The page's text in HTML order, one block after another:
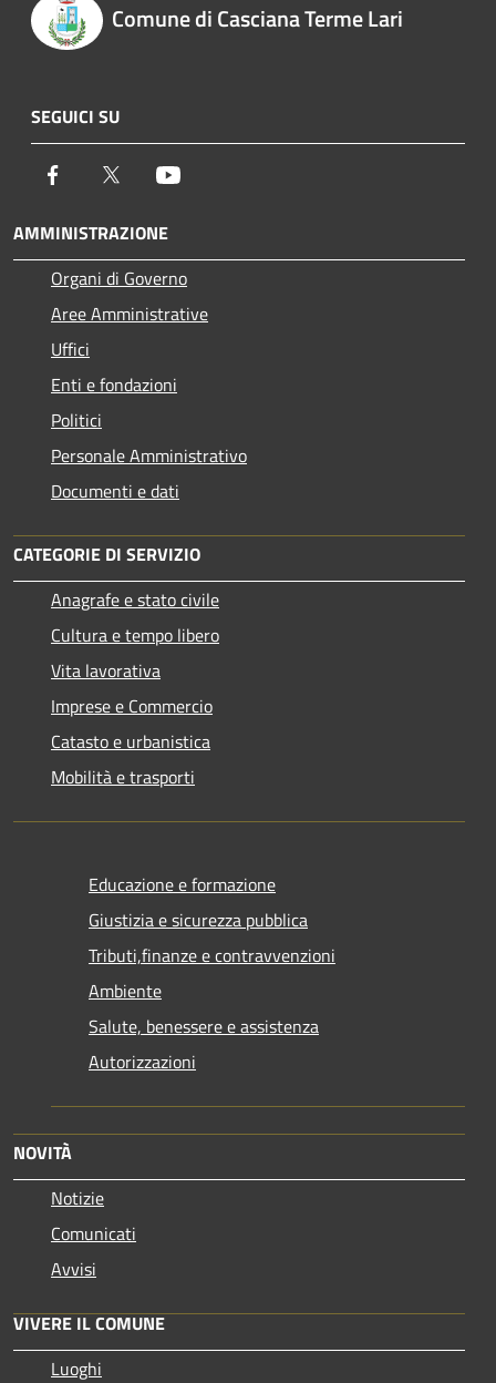
Comune di Casciana Terme Lari
SEGUICI SU
Facebook Twitter
AMMINISTRAZIONE
Organi di Governo
Aree Amministrative
Uffici
Enti e fondazioni
Politici
Personale Amministrativo
Documenti e dati
CATEGORIE DI SERVIZIO
Anagrafe e stato civile
Cultura e tempo libero
Vita lavorativa
Imprese e Commercio
Catasto e urbanistica
Mobilità e trasporti
Educazione e formazione
Giustizia e sicurezza pubblica
Tributi,finanze e contravvenzioni
Ambiente
Salute, benessere e assistenza
Autorizzazioni
NOVITÀ
Notizie
Comunicati
Avvisi
VIVERE IL COMUNE
Luoghi